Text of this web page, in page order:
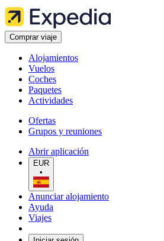
Comprar viaje
Alojamientos
Vuelos
Coches
Paquetes
Actividades
Ofertas
Grupos y reuniones
Abrir aplicación
EUR
•
Anunciar alojamiento
Ayuda
Viajes